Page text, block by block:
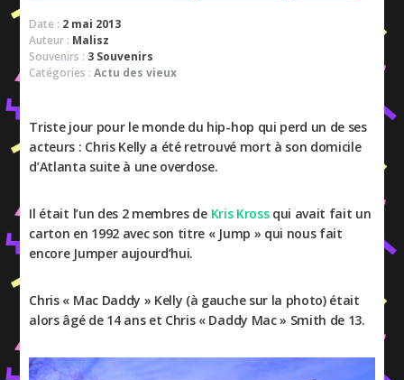
Date : 2 mai 2013
Auteur : Malisz
Souvenirs : 3 Souvenirs
Catégories :Actu des vieux
Triste jour pour le monde du hip-hop qui perd un de ses
acteurs : Chris Kelly a été retrouvé mort à son domicile
d’Atlanta suite à une overdose.
Il était l’un des 2 membres de Kris Krossqui avait fait un
carton en 1992 avec son titre « Jump » qui nous fait
encore Jumper aujourd’hui.
Chris « Mac Daddy » Kelly (à gauche sur la photo) était
alors âgé de 14 ans et Chris « Daddy Mac » Smith de 13.